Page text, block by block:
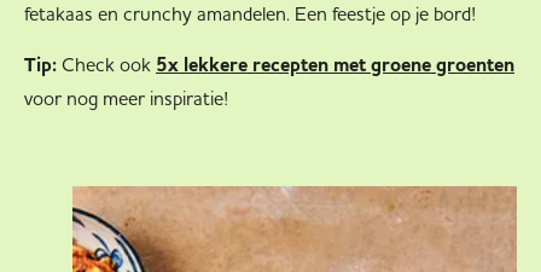
fetakaas en crunchy amandelen. Een feestje op je bord!
Tip: Check ook 5x lekkere recepten met groene groenten
voor nog meer inspiratie!